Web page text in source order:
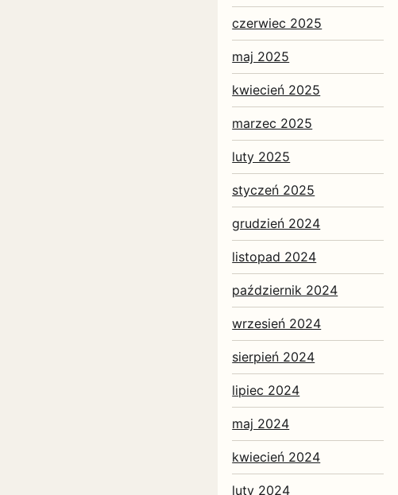
czerwiec 2025
maj 2025
kwiecień 2025
marzec 2025
luty 2025
styczeń 2025
grudzień 2024
listopad 2024
październik 2024
wrzesień 2024
sierpień 2024
lipiec 2024
maj 2024
kwiecień 2024
luty 2024